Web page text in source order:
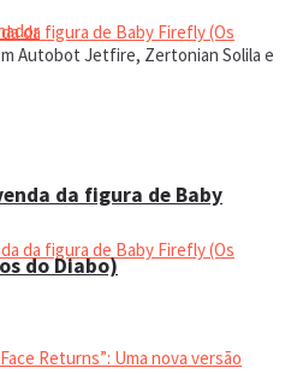
da figura de Baby
do Diabo)